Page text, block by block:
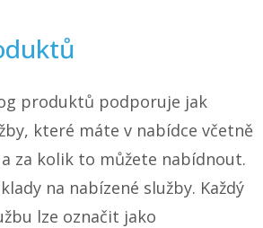
produktů podporuje jak
které máte v nabídce včetně
za kolik to můžete nabídnout.
na nabízené služby. Každý
lze označit jako